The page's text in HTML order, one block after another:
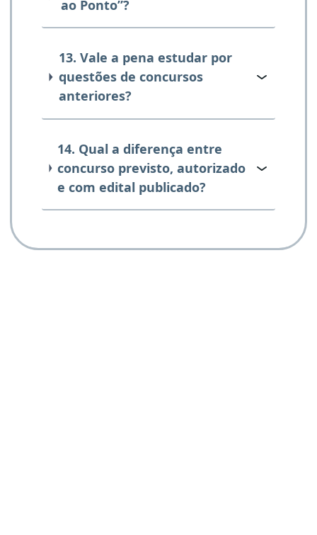
ao Ponto”?
13. Vale a pena estudar por
questões de concursos
anteriores?
14. Qual a diferença entre
concurso previsto, autorizado
e com edital publicado?